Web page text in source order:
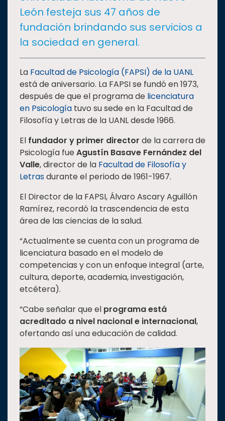
I+D+IEXPERTOS
SALUD
SUSTENTABILIDAD
TEMAS
Oferta
educativa
Estudiantes
Investigación
Internacionalización
Responsabilidad
social
Vinculación
Historia
Nacional
León festeja sus 47 años de
fundación brindando sus servicios a
la sociedad en general.
La Facultad de Psicología (FAPSI) de la UANL
está de aniversario. La FAPSI se fundó en 1973,
después de que el programa de licenciatura
en Psicología tuvo su sede en la Facultad de
Filosofía y Letras de la UANL desde 1966.
El fundador y primer director de la carrera de
Psicología fueAgustín Basave Fernández del
Valle, director de la Facultad de Filosofía y
Letrasdurante el periodo de 1961-1967.
El Director de la FAPSI, Álvaro Ascary Aguillón
Ramírez, recordó la trascendencia de esta
área de las ciencias de la salud.
“Actualmente se cuenta con un programa de
licenciatura basado en el modelo de
competencias y con un enfoque integral (arte,
cultura, deporte, academia, investigación,
etcétera).
“Cabe señalar que el programa está
acreditado a nivel nacional e internacional,
ofertando así una educación de calidad.